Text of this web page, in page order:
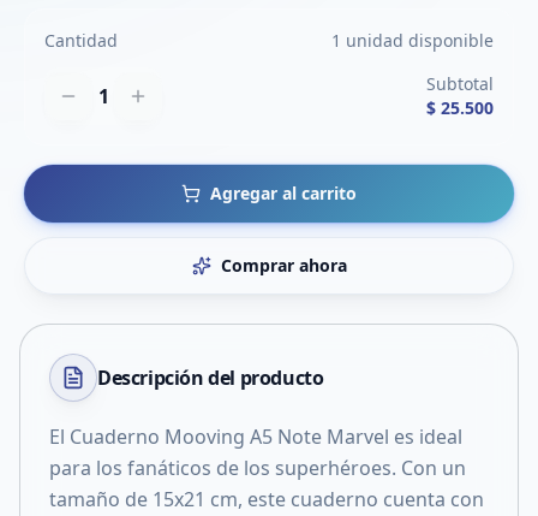
Cantidad 1 unidad disponible
1
Subtotal
$ 25.500
Agregar al carrito
Comprar ahora
Descripción del producto
El Cuaderno Mooving A5 Note Marvel es ideal
para los fanáticos de los superhéroes. Con un
tamaño de 15x21 cm, este cuaderno cuenta con